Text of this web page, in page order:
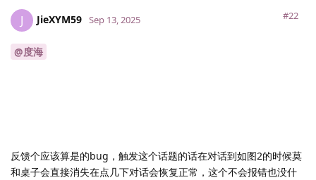
J JieXYM59 #22
Sep 13, 2025
@度海
反馈个应该算是的bug，触发这个话题的话在对话到如图2的时候莫
和桌子会直接消失在点几下对话会恢复正常，这个不会报错也没什